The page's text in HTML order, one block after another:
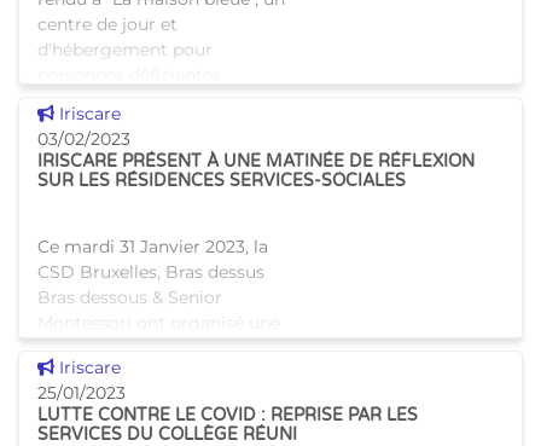
centre de jour et
d'hébergement pour
mentales, afin de découvrir le
quotidien de cette structure
située à Jet
Voir cette news
Iriscare
03/02/2023
IRISCARE PRÉSENT À UNE MATINÉE DE RÉFLEXION
SUR LES RÉSIDENCES SERVICES-SOCIALES
Ce mardi 31 Janvier 2023, la
CSD Bruxelles, Bras dessus
Bras dessous & Senior
Montessori ont organisé une
résidences services-sociales.
Tania Dekens, Fonctionnair
Voir cette news
Iriscare
25/01/2023
LUTTE CONTRE LE COVID : REPRISE PAR LES
SERVICES DU COLLÈGE RÉUNI